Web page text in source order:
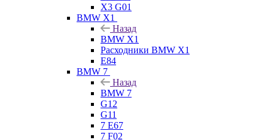
X3 G01
BMW X1
Назад
BMW X1
Расходники BMW X1
E84
BMW 7
Назад
BMW 7
G12
G11
7 Е67
7 F02